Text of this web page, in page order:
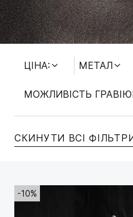
ЦІНА: МЕТАЛ
МОЖЛИВІСТЬ
СКИНУТИ ВСІ
-10%